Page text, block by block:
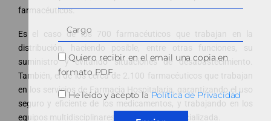
farmacéuticos.
Es el caso de los 700 farmacéuticos que trabajan en la
distribución, haciendo posible, entre otras funciones, su
suministro y evitando situaciones de desabastecimiento.
También, el de los cerca de 2.100 farmacéuticos que trabajan
en los servicios de Farmacia Hospitalaria, garantizando el uso
seguro y eficiente de los medicamentos, y trabajando en los
equipos multidisciplinares de asistencia especializada.
Quiero recibir en el email una copia en
formato PDF
He leído y acepto laPolítica de Privacidad